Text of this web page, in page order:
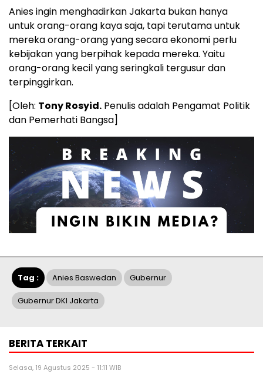
Anies ingin menghadirkan Jakarta bukan hanya
untuk orang-orang kaya saja, tapi terutama untuk
mereka orang-orang yang secara ekonomi perlu
kebijakan yang berpihak kepada mereka. Yaitu
orang-orang kecil yang seringkali tergusur dan
terpinggirkan.
[Oleh: Tony Rosyid. Penulis adalah Pengamat Politik
dan Pemerhati Bangsa]
Tag : Anies Baswedan Gubernur
Gubernur DKI Jakarta
BERITA TERKAIT
Selasa, 19 Agustus 2025 - 11:11 WIB